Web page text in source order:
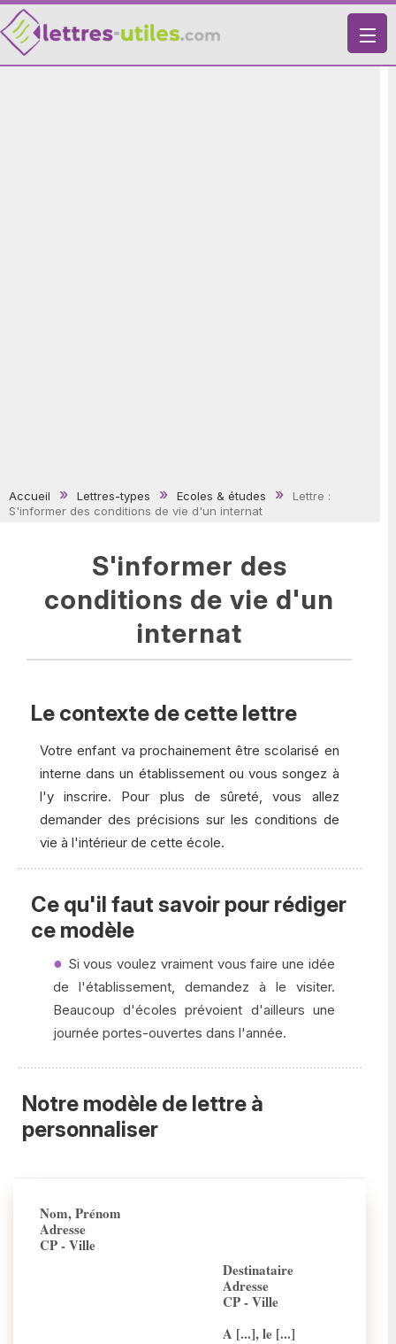
X
Accueil Lettres-types Ecoles & études
Lettre :
S'informer des conditions de vie d'un internat
S'informer des
conditions de vie d'un
internat
Le contexte de cette lettre
Votre enfant va prochainement être scolarisé en
interne dans un établissement ou vous songez à
l'y inscrire. Pour plus de sûreté, vous allez
demander des précisions sur les conditions de
vie à l'intérieur de cette école.
Ce qu'il faut savoir pour rédiger
ce modèle
Si vous voulez vraiment vous faire une idée
de l'établissement, demandez à le visiter.
Beaucoup d'écoles prévoient d'ailleurs une
journée portes-ouvertes dans l'année.
Notre modèle de lettre à
personnaliser
Nom, Prénom
Adresse
CP - Ville
Destinataire
Adresse
CP - Ville
A [...], le [...]